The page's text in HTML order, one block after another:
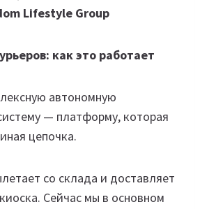
Lifestyle Group
как это работает
автономную
— платформу, которая
цепочка.
со склада и доставляет
Сейчас мы в основном